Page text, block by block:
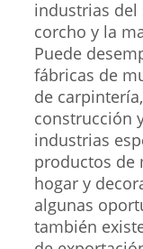
industrias del
corcho y la
Puede
fábricas de
de
construcción
industrias
productos de
hogar y
algunas
también